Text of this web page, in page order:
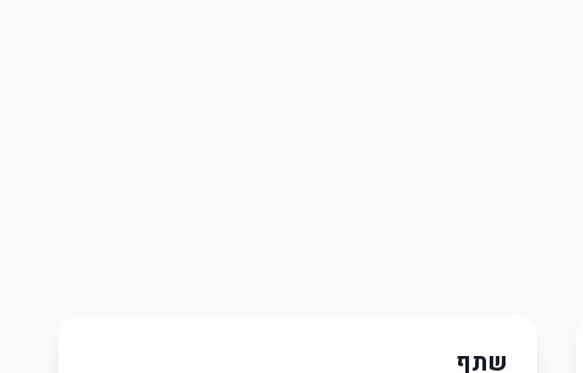
שתף